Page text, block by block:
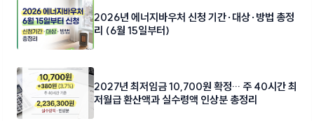
2026년 에너지바우처 신청 기간·대상·방법 총정
리 (6월 15일부터)
2027년 최저임금 10,700원 확정… 주 40시간 최
저월급 환산액과 실수령액 인상분 총정리